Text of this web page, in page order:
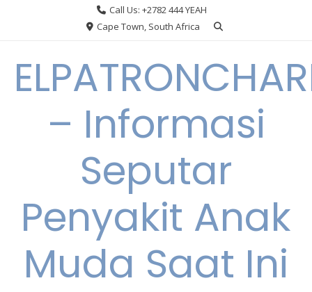
Call Us: +2782 444 YEAH
Cape Town, South Africa
– Informasi
Seputar
Penyakit Anak
Muda Saat Ini